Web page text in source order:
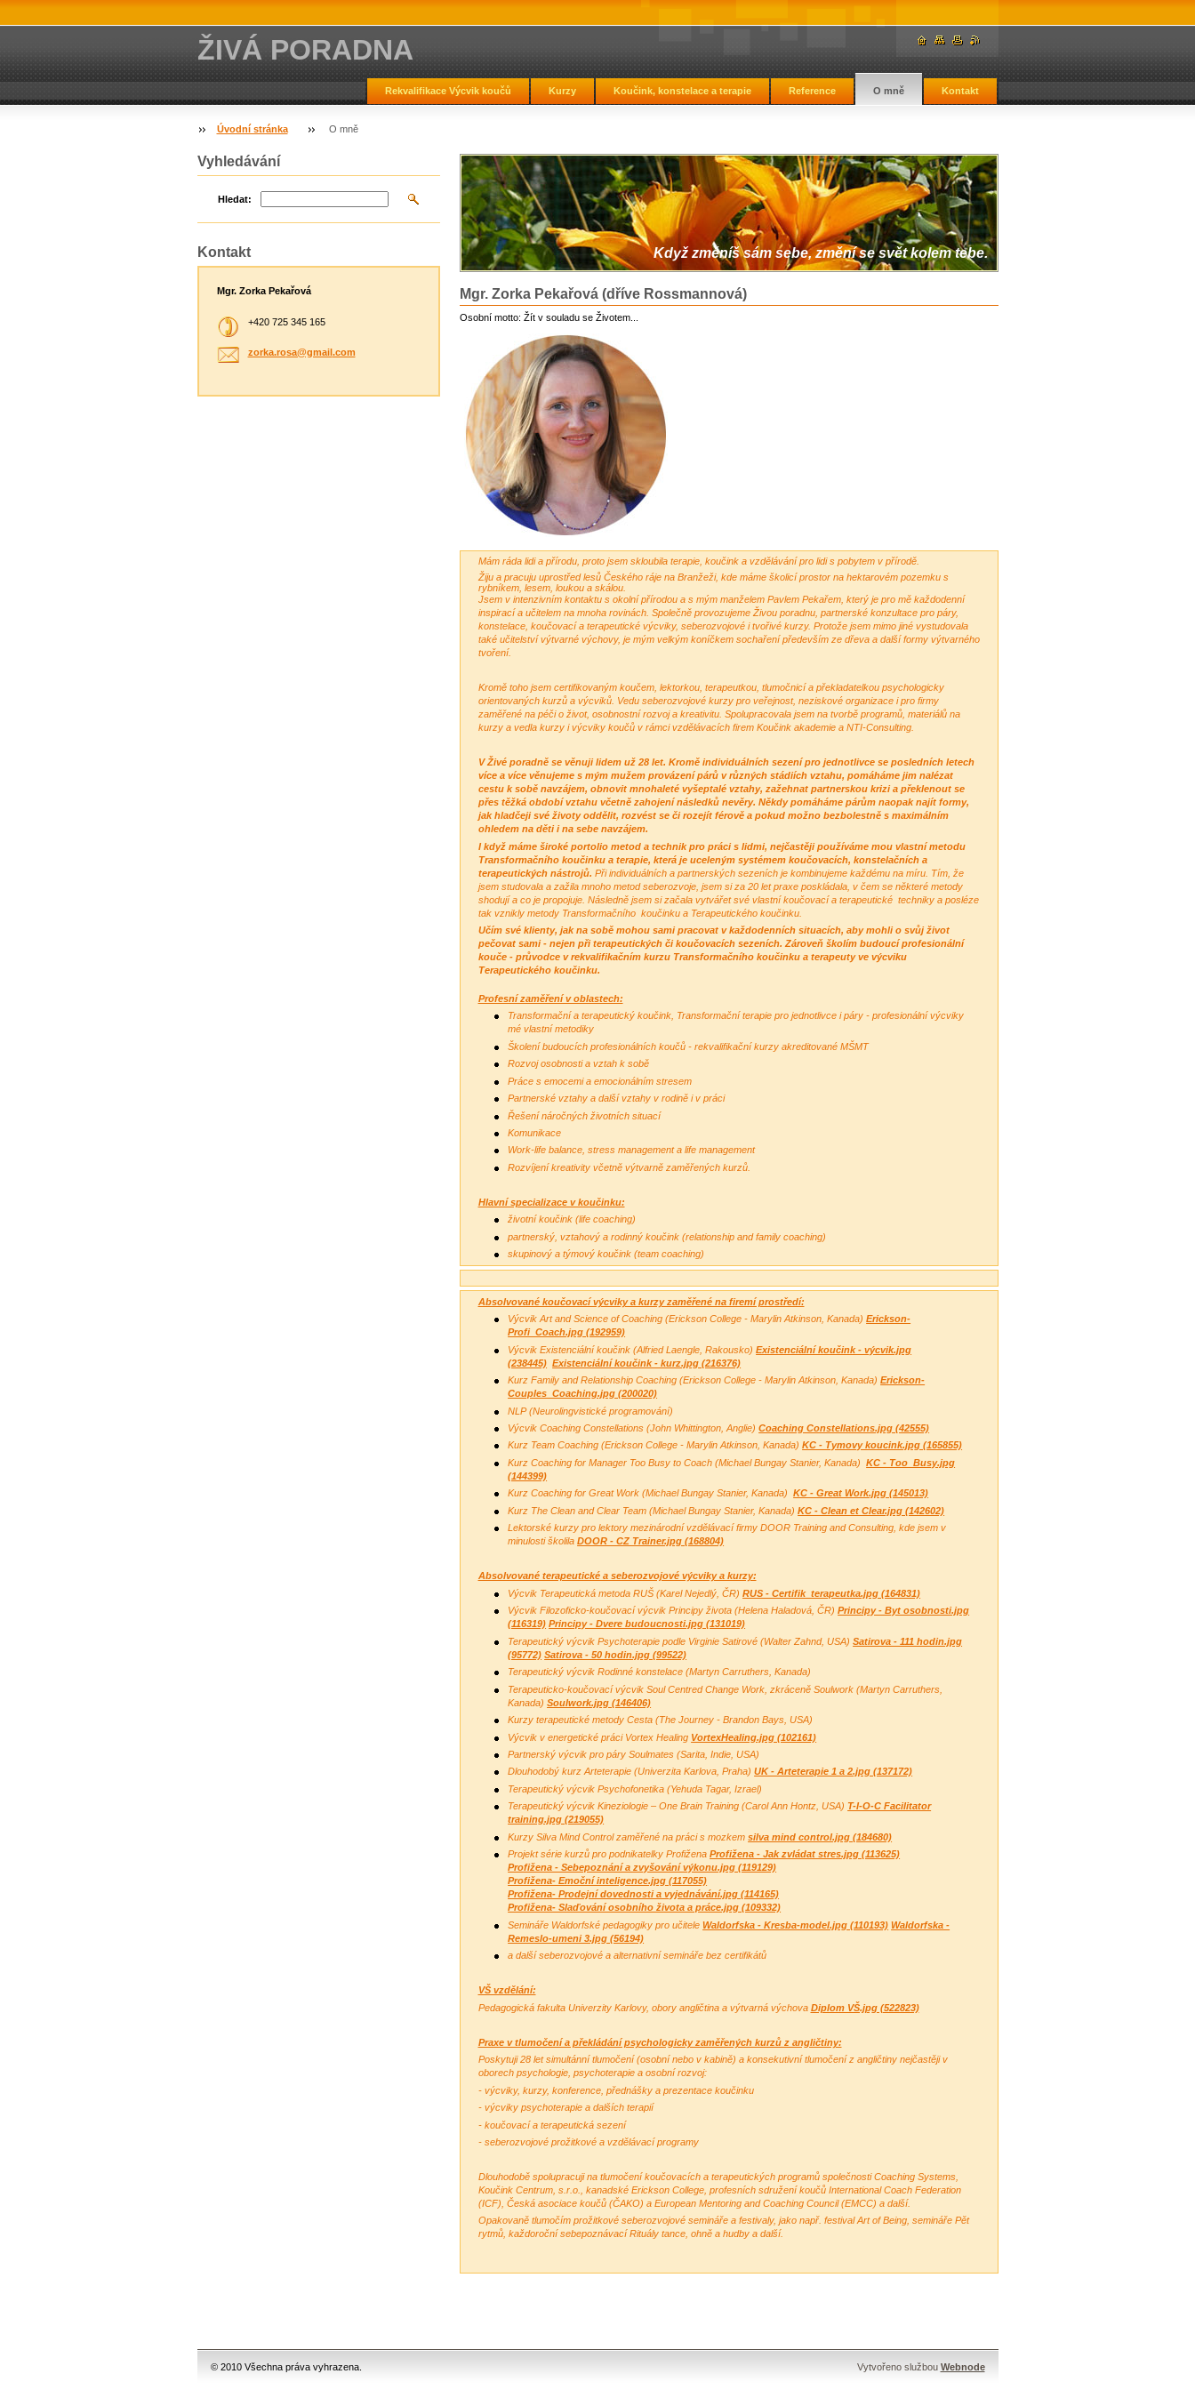
ŽIVÁ PORADNA
Rekvalifikace Výcvik koučů Kurzy Koučink, konstelace a terapie Reference O mně Kontakt
Úvodní stránka O mně
Když změníš sám sebe, změní se svět kolem tebe.
Mgr. Zorka Pekařová (dříve Rossmannová)
Osobní motto: Žít v souladu se Životem...
Mám ráda lidi a přírodu, proto jsem skloubila terapie, koučink a vzdělávání pro lidi s pobytem v přírodě.
Žiju a pracuju uprostřed lesů Českého ráje na Branžeži, kde máme školicí prostor na hektarovém pozemku s
rybníkem, lesem, loukou a skálou.
Jsem v intenzivním kontaktu s okolní přírodou a s mým manželem Pavlem Pekařem, který je pro mě každodenní
inspirací a učitelem na mnoha rovinách. Společně provozujeme Živou poradnu, partnerské konzultace pro páry,
konstelace, koučovací a terapeutické výcviky, seberozvojové i tvořivé kurzy. Protože jsem mimo jiné vystudovala
také učitelství výtvarné výchovy, je mým velkým koníčkem sochaření především ze dřeva a další formy výtvarného
tvoření.
Kromě toho jsem certifikovaným koučem, lektorkou, terapeutkou, tlumočnicí a překladatelkou psychologicky
orientovaných kurzů a výcviků. Vedu seberozvojové kurzy pro veřejnost, neziskové organizace i pro firmy
zaměřené na péči o život, osobnostní rozvoj a kreativitu. Spolupracovala jsem na tvorbě programů, materiálů na
kurzy a vedla kurzy i výcviky koučů v rámci vzdělávacích firem Koučink akademie a NTI-Consulting.
V Živé poradně se věnuji lidem už 28 let. Kromě individuálních sezení pro jednotlivce se posledních letech
více a více věnujeme s mým mužem provázení párů v různých stádiích vztahu, pomáháme jim nalézat
cestu k sobě navzájem, obnovit mnohaleté vyšeptalé vztahy, zažehnat partnerskou krizi a překlenout se
přes těžká období vztahu včetně zahojení následků nevěry. Někdy pomáháme párům naopak najít formy,
jak hladčeji své životy oddělit, rozvést se či rozejít férově a pokud možno bezbolestně s maximálním
ohledem na děti i na sebe navzájem.
I když máme široké portolio metod a technik pro práci s lidmi, nejčastěji používáme mou vlastní metodu
Transformačního koučinku a terapie, která je uceleným systémem koučovacích, konstelačních a
terapeutických nástrojů. Při individuálních a partnerských sezeních je kombinujeme každému na míru. Tím, že
jsem studovala a zažila mnoho metod seberozvoje, jsem si za 20 let praxe poskládala, v čem se některé metody
shodují a co je propojuje. Následně jsem si začala vytvářet své vlastní koučovací a terapeutické techniky a posléze
tak vznikly metody Transformačního koučinku a Terapeutického koučinku.
Učím své klienty, jak na sobě mohou sami pracovat v každodenních situacích, aby mohli o svůj život
pečovat sami - nejen při terapeutických či koučovacích sezeních. Zároveň školím budoucí profesionální
kouče - průvodce v rekvalifikačním kurzu Transformačního koučinku a terapeuty ve výcviku
Terapeutického koučinku.
Profesní zaměření v oblastech:
Transformační a terapeutický koučink, Transformační terapie pro jednotlivce i páry - profesionální výcviky
mé vlastní metodiky
Školení budoucích profesionálních koučů - rekvalifikační kurzy akreditované MŠMT
Rozvoj osobnosti a vztah k sobě
Práce s emocemi a emocionálním stresem
Partnerské vztahy a další vztahy v rodině i v práci
Řešení náročných životních situací
Komunikace
Work-life balance, stress management a life management
Rozvíjení kreativity včetně výtvarně zaměřených kurzů.
Hlavní specializace v koučinku:
životní koučink (life coaching)
partnerský, vztahový a rodinný koučink (relationship and family coaching)
skupinový a týmový koučink (team coaching)
Absolvované koučovací výcviky a kurzy zaměřené na firemí prostředí:
Výcvik Art and Science of Coaching(Erickson College - Marylin Atkinson, Kanada)Erickson-
Profi_Coach.jpg (192959)
Výcvik Existenciální koučink (Alfried Laengle, Rakousko)Existenciální koučink - výcvik.jpg
(238445) Existenciální koučink - kurz.jpg (216376)
Kurz Family and Relationship Coaching(Erickson College - Marylin Atkinson, Kanada)Erickson-
Couples_Coaching.jpg (200020)
NLP (Neurolingvistické programování)
Výcvik Coaching Constellations (John Whittington, Anglie)Coaching Constellations.jpg (42555)
Kurz Team Coaching(Erickson College - Marylin Atkinson, Kanada)KC - Tymovy koucink.jpg (165855)
Kurz Coaching for Manager Too Busy to Coach (Michael Bungay Stanier, Kanada)KC - Too_Busy.jpg
(144399)
Kurz Coaching for Great Work (Michael Bungay Stanier, Kanada)KC - Great Work.jpg (145013)
Kurz The Clean and Clear Team (Michael Bungay Stanier, Kanada)KC - Clean et Clear.jpg (142602)
Lektorské kurzy pro lektory mezinárodní vzdělávací firmy DOOR Training and Consulting, kde jsem v
minulosti školilaDOOR - CZ Trainer.jpg (168804)
Absolvované terapeutické a seberozvojové výcviky a kurzy:
Výcvik Terapeutická metoda RUŠ (Karel Nejedlý, ČR)RUS - Certifik_terapeutka.jpg (164831)
Výcvik Filozoficko-koučovací výcvik Principy života (Helena Haladová, ČR)Principy - Byt osobnosti.jpg
(116319) Principy - Dvere budoucnosti.jpg (131019)
Terapeutický výcvik Psychoterapie podle Virginie Satirové (Walter Zahnd, USA)Satirova - 111 hodin.jpg
(95772) Satirova - 50 hodin.jpg (99522)
Terapeutický výcvik Rodinné konstelace (Martyn Carruthers, Kanada)
Terapeuticko-koučovací výcvik Soul Centred Change Work, zkráceně Soulwork (Martyn Carruthers,
Kanada)Soulwork.jpg (146406)
Kurzy terapeutické metody Cesta (The Journey - Brandon Bays, USA)
Výcvik v energetické práci Vortex Healing VortexHealing.jpg (102161)
Partnerský výcvik pro páry Soulmates (Sarita, Indie, USA)
Dlouhodobý kurz Arteterapie (Univerzita Karlova, Praha)UK - Arteterapie 1 a 2.jpg (137172)
Terapeutický výcvik Psychofonetika (Yehuda Tagar, Izrael)
Terapeutický výcvik Kineziologie – One Brain Training (Carol Ann Hontz, USA) T-I-O-C Facilitator
training.jpg (219055)
Kurzy Silva Mind Control zaměřené na práci s mozkemsilva mind control.jpg (184680)
Projekt série kurzů pro podnikatelky ProfiženaProfižena - Jak zvládat stres.jpg (113625)
Profižena - Sebepoznání a zvyšování výkonu.jpg (119129)
Profižena- Emoční inteligence.jpg (117055)
Profižena- Prodejní dovednosti a vyjednávání.jpg (114165)
Profižena- Slaďování osobního života a práce.jpg (109332)
Semináře Waldorfské pedagogiky pro učiteleWaldorfska - Kresba-model.jpg (110193) Waldorfska -
Remeslo-umeni 3.jpg (56194)
a další seberozvojové a alternativní semináře bez certifikátů
VŠ vzdělání:
Pedagogická fakulta Univerzity Karlovy, obory angličtina a výtvarná výchova Diplom VŠ.jpg (522823)
Praxe v tlumočení a překládání psychologicky zaměřených kurzů z angličtiny:
Poskytuji 28 let simultánní tlumočení (osobní nebo v kabině) a konsekutivní tlumočení z angličtiny nejčastěji v
oborech psychologie, psychoterapie a osobní rozvoj:
- výcviky, kurzy, konference, přednášky a prezentace koučinku
- výcviky psychoterapie a dalších terapií
- koučovací a terapeutická sezení
- seberozvojové prožitkové a vzdělávací programy
Dlouhodobě spolupracuji na tlumočení koučovacích a terapeutických programů společnosti Coaching Systems,
Koučink Centrum, s.r.o., kanadské Erickson College, profesních sdružení koučů International Coach Federation
(ICF), Česká asociace koučů (ČAKO) a European Mentoring and Coaching Council (EMCC) a další.
Opakovaně tlumočím prožitkové seberozvojové semináře a festivaly, jako např. festival Art of Being, semináře Pět
rytmů, každoroční sebepoznávací Rituály tance, ohně a hudby a další.
Vyhledávání
Hledat:
Kontakt
Mgr. Zorka Pekařová
+420 725 345 165
zorka.rosa@gmail.com
© 2010 Všechna práva vyhrazena. Vytvořeno službou Webnode